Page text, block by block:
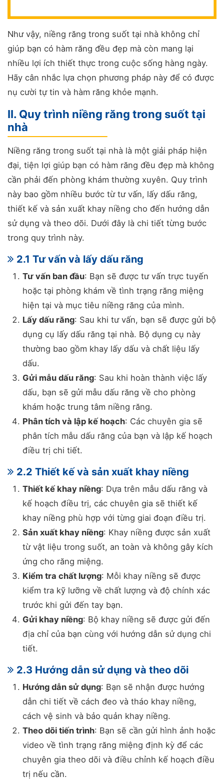
Như vậy, niềng răng trong suốt tại nhà không chỉ
giúp bạn có hàm răng đều đẹp mà còn mang lại
nhiều lợi ích thiết thực trong cuộc sống hàng ngày.
Hãy cân nhắc lựa chọn phương pháp này để có được
nụ cười tự tin và hàm răng khỏe mạnh.
II. Quy trình niềng răng trong suốt tại
nhà
Niềng răng trong suốt tại nhà là một giải pháp hiện
đại, tiện lợi giúp bạn có hàm răng đều đẹp mà không
cần phải đến phòng khám thường xuyên. Quy trình
này bao gồm nhiều bước từ tư vấn, lấy dấu răng,
thiết kế và sản xuất khay niềng cho đến hướng dẫn
sử dụng và theo dõi. Dưới đây là chi tiết từng bước
trong quy trình này.
2.1 Tư vấn và lấy dấu răng
Tư vấn ban đầu: Bạn sẽ được tư vấn trực tuyến
hoặc tại phòng khám về tình trạng răng miệng
hiện tại và mục tiêu niềng răng của mình.
Lấy dấu răng: Sau khi tư vấn, bạn sẽ được gửi bộ
dụng cụ lấy dấu răng tại nhà. Bộ dụng cụ này
thường bao gồm khay lấy dấu và chất liệu lấy
dấu.
Gửi mẫu dấu răng: Sau khi hoàn thành việc lấy
dấu, bạn sẽ gửi mẫu dấu răng về cho phòng
khám hoặc trung tâm niềng răng.
Phân tích và lập kế hoạch: Các chuyên gia sẽ
phân tích mẫu dấu răng của bạn và lập kế hoạch
điều trị chi tiết.
2.2 Thiết kế và sản xuất khay niềng
Thiết kế khay niềng: Dựa trên mẫu dấu răng và
kế hoạch điều trị, các chuyên gia sẽ thiết kế
khay niềng phù hợp với từng giai đoạn điều trị.
Sản xuất khay niềng: Khay niềng được sản xuất
từ vật liệu trong suốt, an toàn và không gây kích
ứng cho răng miệng.
Kiểm tra chất lượng: Mỗi khay niềng sẽ được
kiểm tra kỹ lưỡng về chất lượng và độ chính xác
trước khi gửi đến tay bạn.
Gửi khay niềng: Bộ khay niềng sẽ được gửi đến
địa chỉ của bạn cùng với hướng dẫn sử dụng chi
tiết.
2.3 Hướng dẫn sử dụng và theo dõi
Hướng dẫn sử dụng: Bạn sẽ nhận được hướng
dẫn chi tiết về cách đeo và tháo khay niềng,
cách vệ sinh và bảo quản khay niềng.
Theo dõi tiến trình: Bạn sẽ cần gửi hình ảnh hoặc
video về tình trạng răng miệng định kỳ để các
chuyên gia theo dõi và điều chỉnh kế hoạch điều
trị nếu cần.